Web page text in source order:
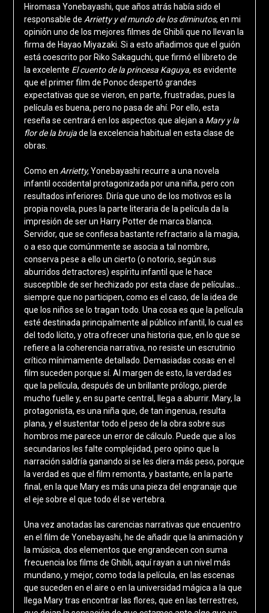
Hiromasa Yonebayashi, que años atrás había sido el
responsable de Arrietty y el mundo de los diminutos, en mi
opinión uno de los mejores filmes de Ghibli que no llevan la
firma de Hayao Miyazaki. Si a esto añadimos que el guión
está coescrito por Riko Sakaguchi, que firmó el libreto de
la excelente El cuento de la princesa Kaguya,es evidente
que el primer film de Ponoc despertó grandes
expectativas que se vieron, en parte, frustradas, pues la
película es buena, pero no pasa de ahí. Por ello, esta
reseña se centrará en los aspectos que alejan a Mary y la
flor de la brujade la excelencia habitual en esta clase de
obras.
Como en Arrietty,Yonebayashi recurre a una novela
infantil occidental protagonizada por una niña, pero con
resultados inferiores. Diría que uno de los motivos es la
propia novela, pues la parte literaria de la película da la
impresión de ser un Harry Potter de marca blanca.
Servidor, que se confiesa bastante refractario a la magia,
o a eso que comúnmente se asocia a tal nombre,
conserva pese a ello un cierto (o notorio, según sus
aburridos detractores) espíritu infantil que le hace
susceptible de ser hechizado por esta clase de películas…
siempre que no participen, como es el caso, de la idea de
que los niños se lo tragan todo. Una cosa es que la película
esté destinada principalmente al público infantil, lo cual es
del todo lícito, y otra ofrecer una historia que, en lo que se
refiere a la coherencia narrativa, no resiste un escrutinio
crítico mínimamente detallado. Demasiadas cosas en el
film suceden porque sí. Al margen de esto, la verdad es
que la película, después de un brillante prólogo, pierde
mucho fuelle y, en su parte central, llega a aburrir. Mary, la
protagonista, es una niña que, de tan ingenua, resulta
plana, y el sustentar todo el peso de la obra sobre sus
hombros me parece un error de cálculo. Puede que a los
secundarios les falte complejidad, pero opino que la
narración saldría ganando si se les diera más peso, porque
la verdad es que el film remonta, y bastante, en la parte
final, en la que Mary es más una pieza del engranaje que
el eje sobre el que todo él se vertebra.
Una vez anotadas las carencias narrativas que encuentro
en el film de Yonebayashi, he de añadir que la animación y
la música, dos elementos que engrandecen con suma
frecuencia los films de Ghibli, aquí rayan a un nivel más
mundano, y mejor, como toda la película, en las escenas
que suceden en el aire o en la universidad mágica a la que
llega Mary tras encontrar las flores, que en las terrestres,